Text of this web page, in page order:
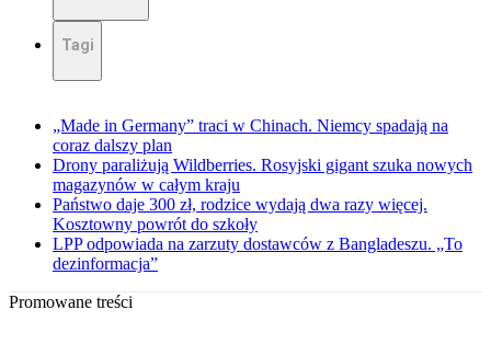
Tagi
„Made in Germany” traci w Chinach. Niemcy spadają na
coraz dalszy plan
Drony paraliżują Wildberries. Rosyjski gigant szuka nowych
magazynów w całym kraju
Państwo daje 300 zł, rodzice wydają dwa razy więcej.
Kosztowny powrót do szkoły
LPP odpowiada na zarzuty dostawców z Bangladeszu. „To
dezinformacja”
Promowane treści